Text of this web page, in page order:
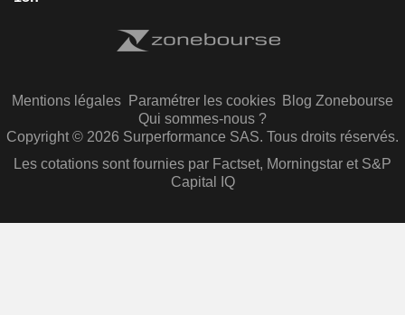
Mentions légales Paramétrer les cookies Blog Zonebourse
Qui sommes-nous ?
Copyright © 2026 Surperformance SAS. Tous droits réservés.
Les cotations sont fournies par Factset, Morningstar et S&P
Capital IQ